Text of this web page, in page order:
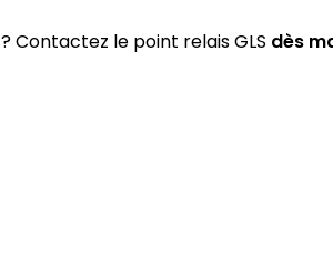
? Contactez le point relais GLS dès